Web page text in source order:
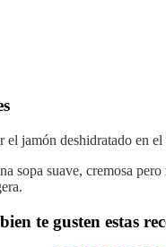
el jamón deshidratado en
sopa suave, cremosa
te gusten estas